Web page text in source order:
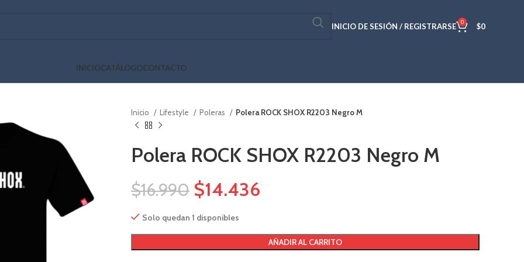
INICIO DE SESIÓN / REGISTRARSE 0 $0
INICIOCATÁLOGOCONTACTO
Inicio Lifestyle Poleras Polera ROCK SHOX R2203 Negro M
Polera ROCK SHOX R2203 Negro M
$16.990 $14.436
Solo quedan 1 disponibles
AÑADIR AL CARRITO